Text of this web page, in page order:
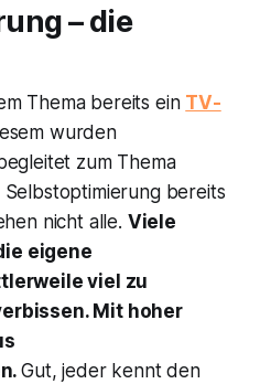
– die
Thema bereits ein TV-
wurden
zum Thema
Selbstoptimierung bereits
nicht alle. Viele
eigene
viel zu
Mit hoher
Gut, jeder kennt den